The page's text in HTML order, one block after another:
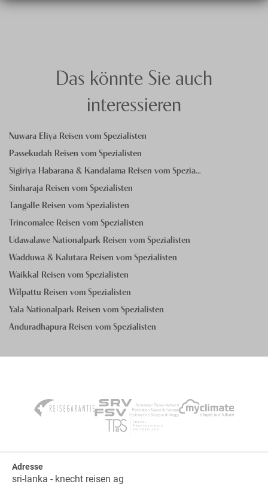
Garden» bei Kalawila und die Festungsstadt Galle mit ihrem
Wellenbrecher dienen. Bentota ist zudem für seinen langen,
Das könnte Sie auch
interessieren
Nuwara Eliya Reisen vom Spezialisten
Passekudah Reisen vom Spezialisten
Sigiriya Habarana & Kandalama Reisen vom Spezia…
Sinharaja Reisen vom Spezialisten
Tangalle Reisen vom Spezialisten
Trincomalee Reisen vom Spezialisten
Udawalawe Nationalpark Reisen vom Spezialisten
Wadduwa & Kalutara Reisen vom Spezialisten
Waikkal Reisen vom Spezialisten
Wilpattu Reisen vom Spezialisten
Yala Nationalpark Reisen vom Spezialisten
Anduradhapura Reisen vom Spezialisten
Adresse
sri-lanka - knecht reisen ag